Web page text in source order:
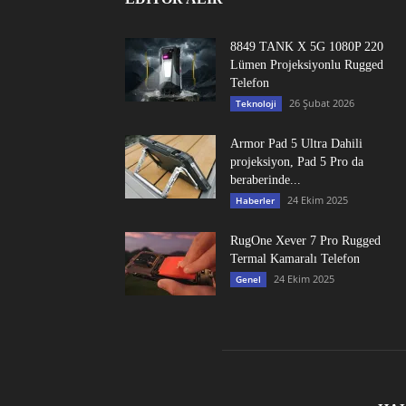
8849 TANK X 5G 1080P 220
Lümen Projeksiyonlu Rugged
Telefon
Teknoloji 26 Şubat 2026
Armor Pad 5 Ultra Dahili
projeksiyon, Pad 5 Pro da
beraberinde...
Haberler 24 Ekim 2025
RugOne Xever 7 Pro Rugged
Termal Kamaralı Telefon
Genel 24 Ekim 2025